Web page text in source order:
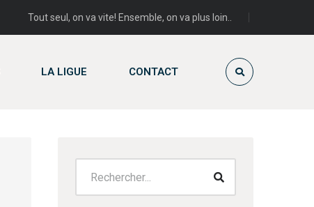
Tout seul, on va vite! Ensemble, on va plus loin..
LA LIGUE CONTACT